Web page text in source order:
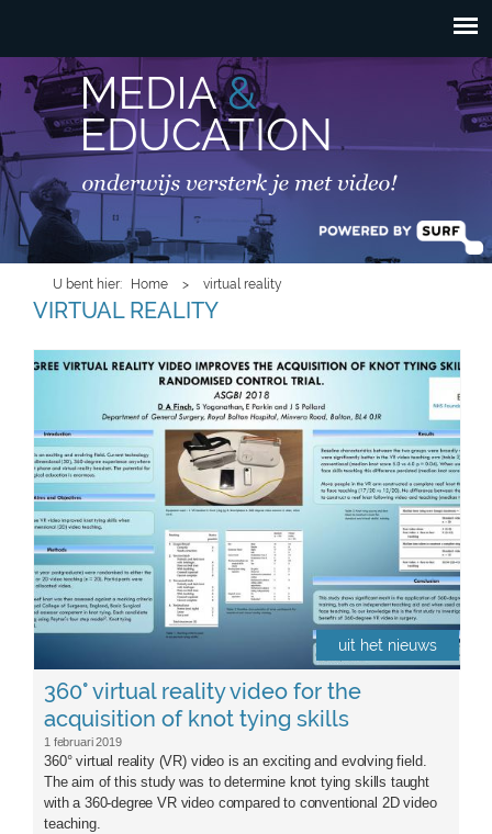
Overslaan en naar de
inhoud gaan
HOOFDMENU
U bent hier Home > virtual reality
VIRTUAL REALITY
360-vr-video-for-the-acquisition-of-knot-
tying-skill.jpg
uit het nieuws
360° virtual reality video for the
acquisition of knot tying skills
1 februari 2019
360° virtual reality (VR) video is an exciting and evolving field.
The aim of this study was to determine knot tying skills taught
with a 360-degree VR video compared to conventional 2D video
teaching.